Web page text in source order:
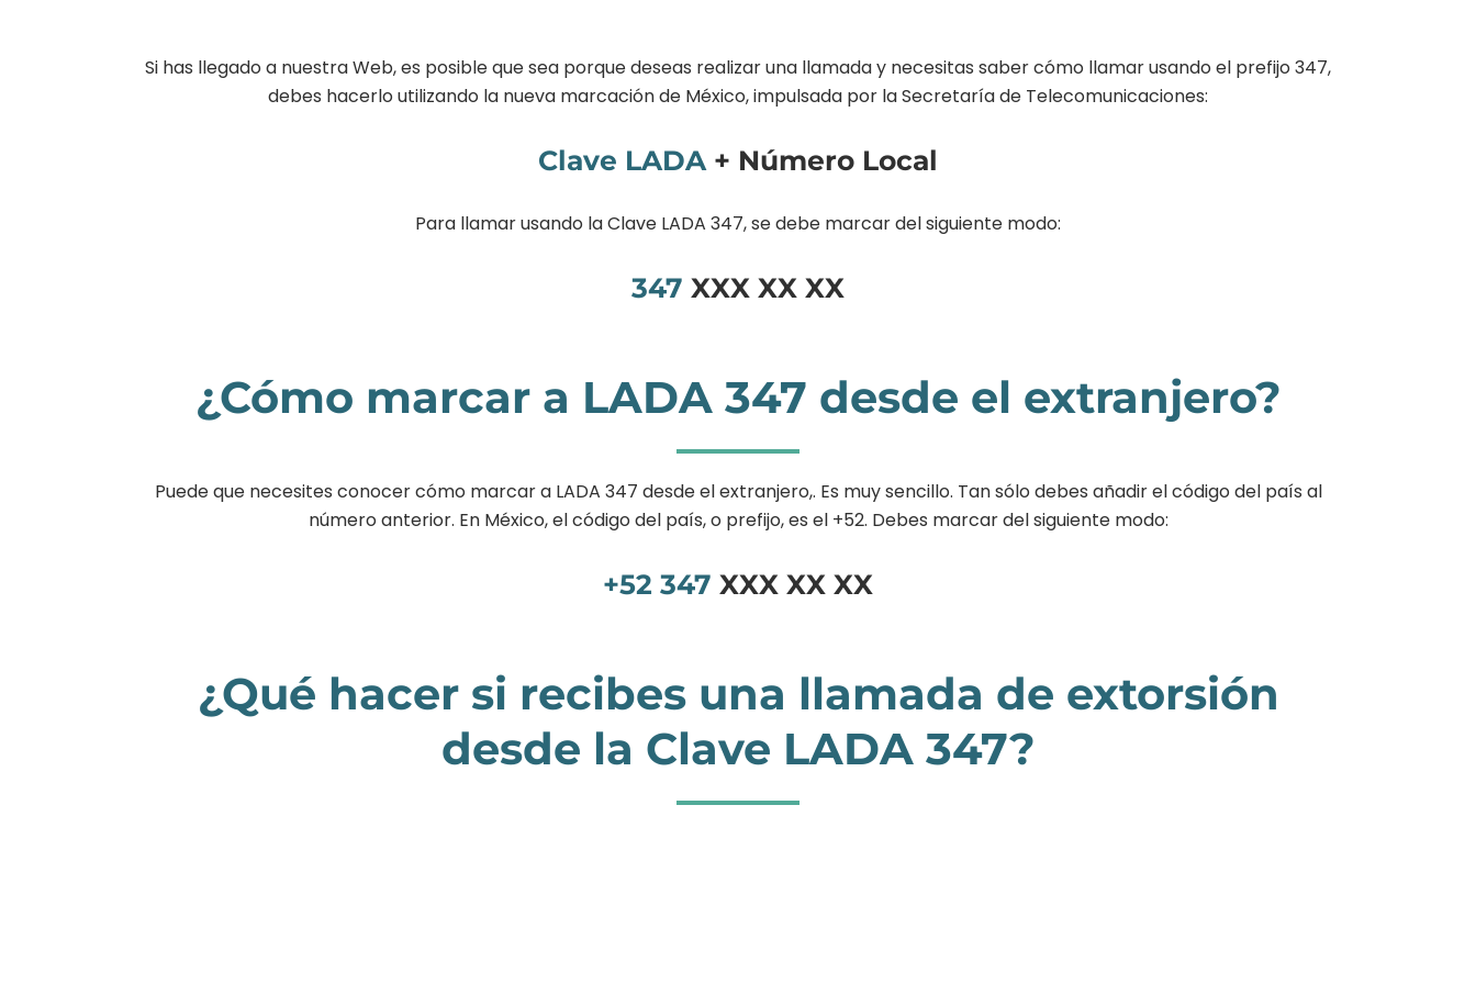
Si has llegado a nuestra Web, es posible que sea porque deseas realizar una llamada y necesitas saber cómo llamar usando el prefijo 347,
debes hacerlo utilizando la nueva marcación de México, impulsada por la Secretaría de Telecomunicaciones:
Clave LADA + Número Local
Para llamar usando la Clave LADA 347, se debe marcar del siguiente modo:
347 XXX XX XX
¿Cómo marcar a LADA 347 desde el extranjero?
Puede que necesites conocer cómo marcar a LADA 347 desde el extranjero,. Es muy sencillo. Tan sólo debes añadir el código del país al
número anterior. En México, el código del país, o prefijo, es el +52. Debes marcar del siguiente modo:
+52 347 XXX XX XX
¿Qué hacer si recibes una llamada de extorsión
desde la Clave LADA 347?